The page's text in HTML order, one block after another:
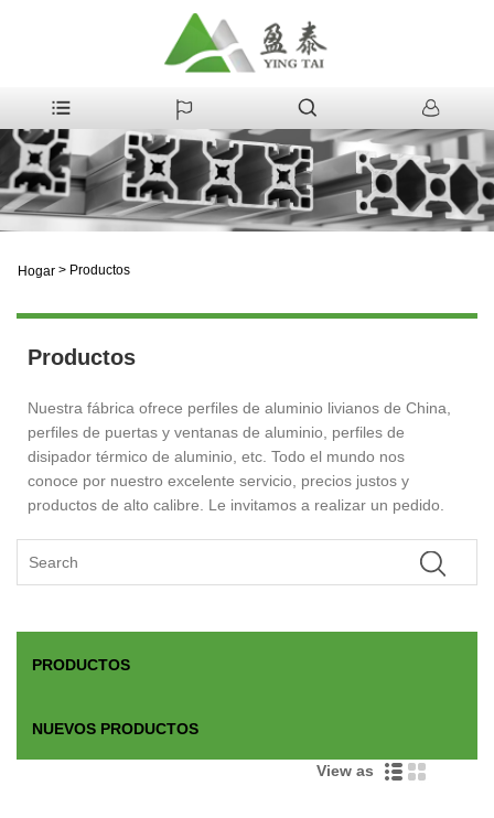
Hogar > Productos
Productos
Nuestra fábrica ofrece perfiles de aluminio livianos de China,
perfiles de puertas y ventanas de aluminio, perfiles de
disipador térmico de aluminio, etc. Todo el mundo nos
conoce por nuestro excelente servicio, precios justos y
productos de alto calibre. Le invitamos a realizar un pedido.
PRODUCTOS
NUEVOS PRODUCTOS
View as